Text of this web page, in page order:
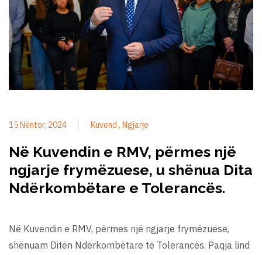
15 Nëntor, 2024 Kuvend Ngjarje
Në Kuvendin e RMV, përmes një
ngjarje frymëzuese, u shënua Dita
Ndërkombëtare e Tolerancës.
Në Kuvendin e RMV, përmes një ngjarje frymëzuese,
shënuam Ditën Ndërkombëtare të Tolerancës. Paqja lind